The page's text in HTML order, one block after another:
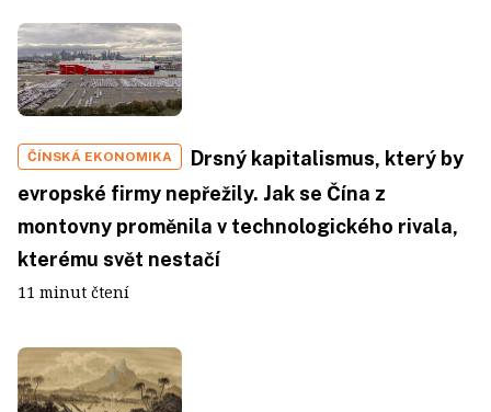
ČÍNSKÁ EKONOMIKA
Drsný kapitalismus, který by
evropské firmy nepřežily. Jak se Čína z
montovny proměnila v technologického rivala,
kterému svět nestačí
11 minut čtení